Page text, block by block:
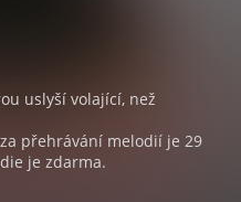
uslyší volající, než
přehrávání melodií je 29
je zdarma.